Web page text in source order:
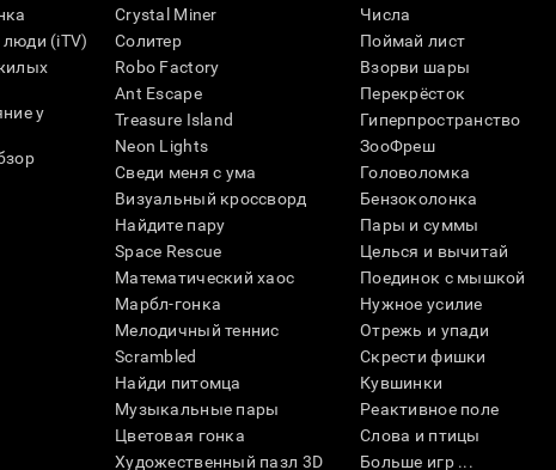
(iTV)
у
Crystal Miner
Солитер
Robo Factory
Ant Escape
Treasure Island
Neon Lights
Сведи меня с ума
Визуальный кроссворд
Найдите пару
Space Rescue
Математический хаос
Марбл-гонка
Мелодичный теннис
Scrambled
Найди питомца
Музыкальные пары
Цветовая гонка
Художественный пазл 3D
Числа
Поймай лист
Взорви шары
Перекрёсток
Гиперпространство
ЗооФреш
Головоломка
Бензоколонка
Пары и суммы
Целься и вычитай
Поединок с мышкой
Нужное усилие
Отрежь и упади
Скрести фишки
Кувшинки
Реактивное поле
Слова и птицы
Больше игр ...